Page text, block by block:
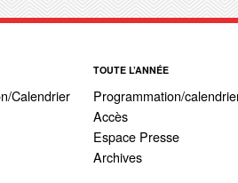
Calendrier
TOUTE L’ANNÉE
Programmation/
Accès
Espace Presse
Archives